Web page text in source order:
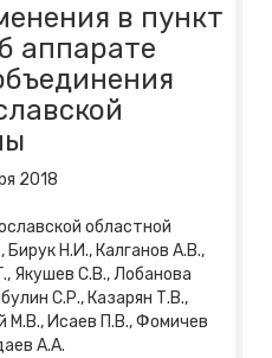
в пункт
аппарате
2018
областной
Н.И., Калганов А.В.,
Якушев С.В., Лобанова
С.Р., Казарян Т.В.,
М.В., Исаев П.В., Фомичев
А.А.